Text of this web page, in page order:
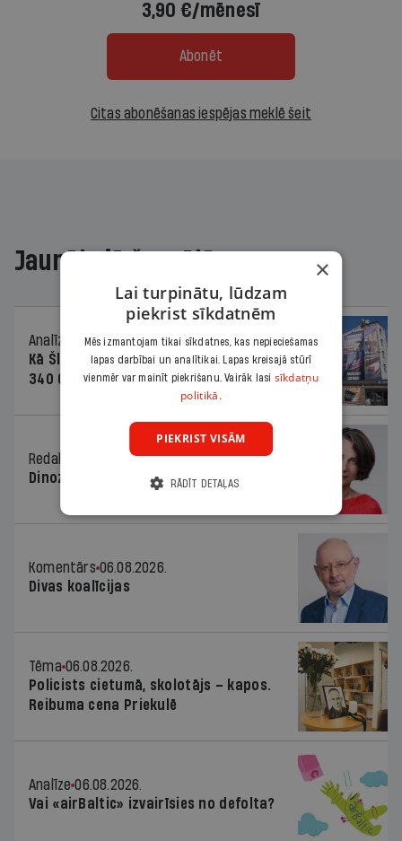
3,90 €/mēnesī
Abonēt
Citas abonēšanas iespējas meklē šeit
Jaunākajā žurnālā
Analīze
06.08.2026.
Kā Šlesera partija palika nesodīta par
340 000 vērtu reklāmas kampaņu
Redaktores sleja
06.08.2026.
Dinozaura triks
Komentārs 06.08.2026.
Divas koalīcijas
Tēma 06.08.2026.
Policists cietumā, skolotājs – kapos.
Reibuma cena Priekulē
Analīze 06.08.2026.
Vai «airBaltic» izvairīsies no defolta?
×
Lai turpinātu, lūdzam
piekrist sīkdatnēm
Mēs izmantojam tikai sīkdatnes, kas nepieciešamas
lapas darbībai un analītikai. Lapas kreisajā stūrī
vienmēr var mainīt piekrišanu. Vairāk lasi sīkdatņu
politikā.
PIEKRIST VISĀM
RĀDĪT DETAĻAS